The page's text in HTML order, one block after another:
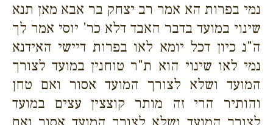
נמי בפרות הא אמר רב יצחק בר אבא מאן תנא
שינוי במועד בדבר האבד דלא כר' יוסי אמר לך
ה"נ כיון דכל יומא לאו בפרות דיישי האידנא
נמי לאו שינוי הוא ת"ר טוחנין במועד לצורך
המועד ושלא לצורך המועד אסור ואם טחן
והותיר הרי זה מותר קוצצין עצים במועד